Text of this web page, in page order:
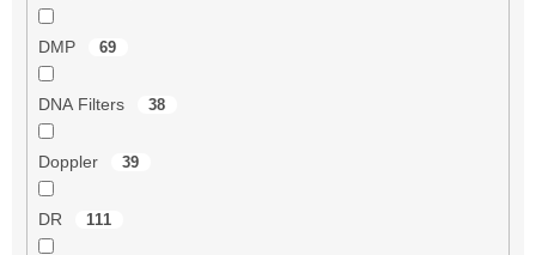
DMP 69
DNA Filters 38
Doppler 39
DR 111